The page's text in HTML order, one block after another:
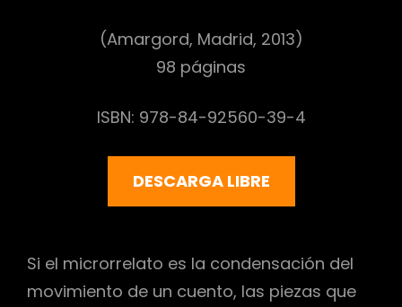
(Amargord, Madrid, 2013)
98 páginas
ISBN: 978-84-92560-39-4
DESCARGA LIBRE
Si el microrrelato es la condensación del
movimiento de un cuento, las piezas que